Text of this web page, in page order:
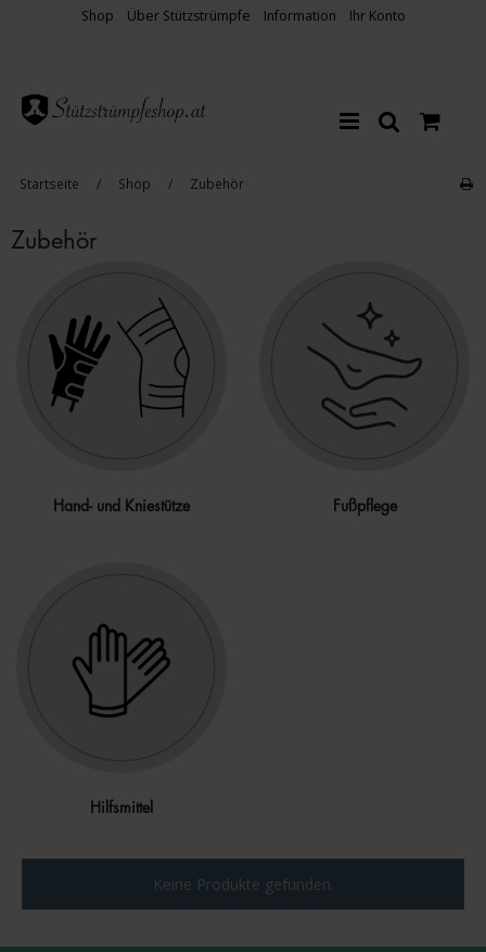
Shop Über Stützstrümpfe Information Ihr Konto
Startseite / Shop / Zubehör
Zubehör
Hand- und Kniestütze Fußpflege
Hilfsmittel
Keine Produkte gefunden.